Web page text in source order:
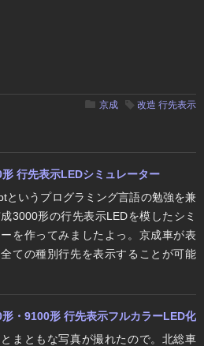
京成 改造 行先表示
行先表示LEDシミュレーター
というプログラミング言語の勉強を兼
3000形の行先表示LEDを模したシミ
を作ってみましたよっ。京成車が表
ての種別行先を表示することが可能
・9100形 行先表示フルカラーLED化
まともな写真が撮れたので。北総車